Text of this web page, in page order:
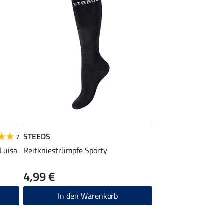
7 STEEDS
Reitkniestrümpfe Sporty
4,99 €
In den Warenkorb